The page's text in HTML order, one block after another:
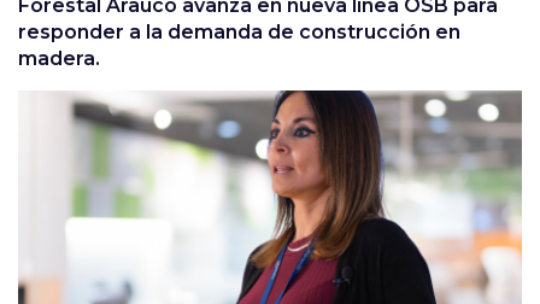
Forestal Arauco avanza en nueva línea OSB para
responder a la demanda de construcción en
madera.